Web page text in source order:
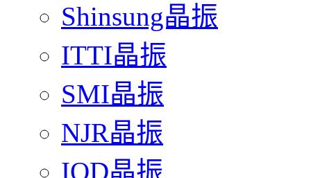
Shinsung晶振
ITTI晶振
SMI晶振
NJR晶振
IQD晶振